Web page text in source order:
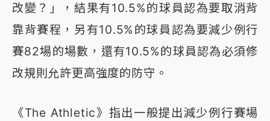
改變？」，結果有10.5%的球員認為要取消背
靠背賽程，另有10.5%的球員認為要減少例行
賽82場的場數，還有10.5%的球員認為必須修
改規則允許更高強度的防守。
《The Athletic》指出一般提出減少例行賽場